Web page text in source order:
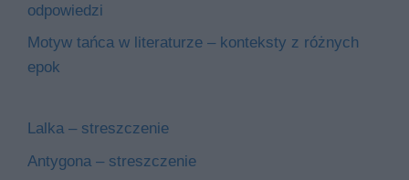
odpowiedzi
Motyw tańca w literaturze – konteksty z różnych
epok
Lalka – streszczenie
Antygona – streszczenie